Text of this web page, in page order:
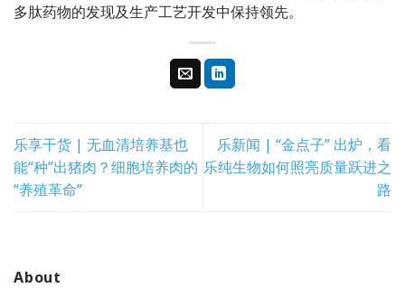
多肽药物的发现及生产工艺开发中保持领先。
乐享干货 | 无血清培养基也
能“种”出猪肉？细胞培养肉的
“养殖革命”
乐新闻 | “金点子” 出炉，看
乐纯生物如何照亮质量跃进之
路
About